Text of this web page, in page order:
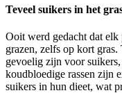
Teveel suikers in het
Ooit werd gedacht dat elk
grazen, zelfs op kort
gevoelig zijn voor
koudbloedige rassen zijn
suikers in hun dieet, wat